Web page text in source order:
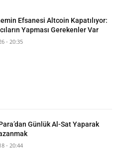
Efsanesi Altcoin Kapatılıyor:
Yapması Gerekenler Var
- 20:35
Günlük Al-Sat Yaparak
- 20:44